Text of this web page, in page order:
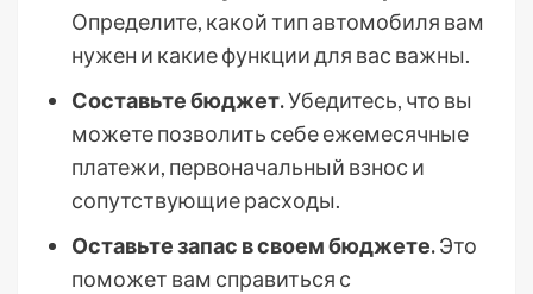
Определите, какой тип автомобиля вам
нужен и какие функции для вас важны.
Составьте бюджет.Убедитесь, что вы
можете позволить себе ежемесячные
платежи, первоначальный взнос и
сопутствующие расходы.
Оставьте запас в своем бюджете.Это
поможет вам справиться с